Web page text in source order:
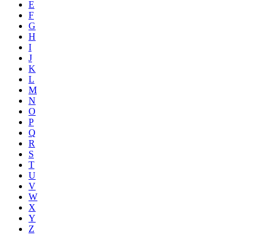
E
F
G
H
I
J
K
L
M
N
O
P
Q
R
S
T
U
V
W
X
Y
Z